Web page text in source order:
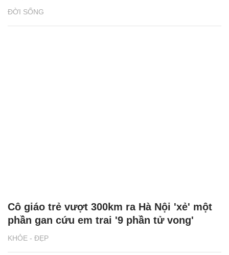
ĐỜI SỐNG
KHỎE - ĐẸP
Cô giáo trẻ vượt 300km ra Hà Nội 'xẻ' một
phần gan cứu em trai '9 phần tử vong'